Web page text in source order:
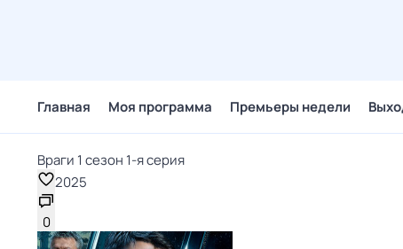
Главная Моя программа Премьеры недели
Враги 1 сезон 1-я серия
2025
0